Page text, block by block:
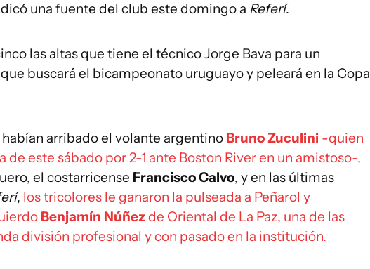
una fuente del club este domingo a Referí.
las altas que tiene el técnico Jorge Bava para un
buscará el bicampeonato uruguayo y peleará en la Copa
habían arribado el volante argentino Bruno Zuculini -quien
de este sábado por 2-1 ante Boston River en un amistoso-,
el costarricense Francisco Calvo, y en las últimas
, los tricolores le ganaron la pulseada a Peñarol y
Benjamín Núñezde Oriental de La Paz, una de las
división profesional y con pasado en la institución.